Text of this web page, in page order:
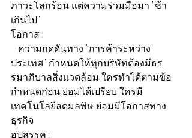
ภาวะโลกร้อน แต่ความร่วมมือมา "ช้า
เกินไป"
โอกาส :
ความกดดันทาง "การค้าระหว่าง
ประเทศ" กำหนดให้ทุกบริษัทต้องมีธร
รมาภิบาลสิ่งแวดล้อม ใครทำได้ตามข้อ
กำหนดก่อน ย่อมได้เปรียบ ใครมี
เทคโนโลยีลดมลพิษ ย่อมมีโอกาสทาง
ธุรกิจ
อุปสรรค :